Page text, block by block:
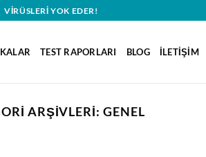
VIRÜSLERI YOK EDER!
TEST RAPORLARI BLOG İLETIŞIM
ARŞIVLERI: GENEL